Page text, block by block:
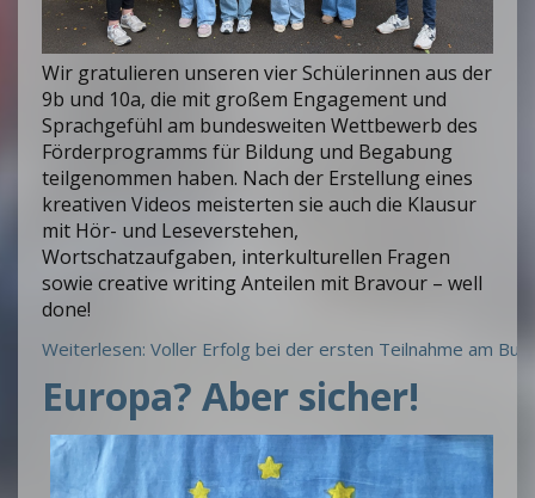
Wir gratulieren unseren vier Schülerinnen aus der
9b und 10a, die mit großem Engagement und
Sprachgefühl am bundesweiten Wettbewerb des
Förderprogramms für Bildung und Begabung
teilgenommen haben. Nach der Erstellung eines
kreativen Videos meisterten sie auch die Klausur
mit Hör- und Leseverstehen,
Wortschatzaufgaben, interkulturellen Fragen
sowie creative writing Anteilen mit Bravour – well
done!
Weiterlesen: Voller Erfolg bei der ersten Teilnahme am
Europa? Aber sicher!